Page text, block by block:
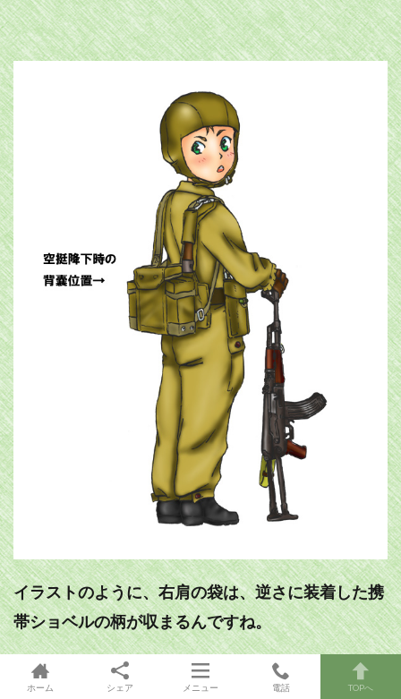
イラストのように、右肩の袋は、逆さに装着した携
帯ショベルの柄が収まるんですね。
降下後は、装着位置を背中に戻して、ショベルも柄
ホーム シェア メニュー 電話 TOPへ